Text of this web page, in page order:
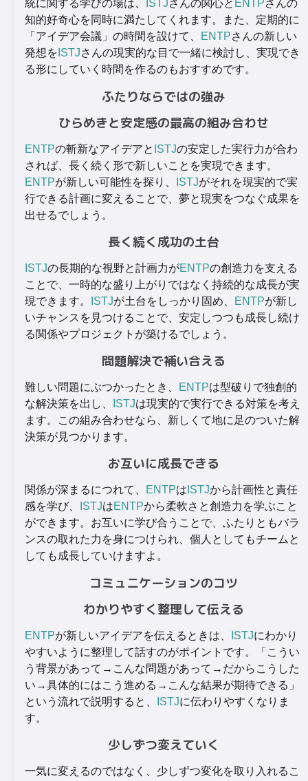
統に関する学びの場は、 ISTJさんの関心と ENTPさんの
知的好奇心を同時に満たしてくれます。また、定期的に
「アイデア会議」の時間を設けて、
ENTPさんの新しい
発想を ISTJさんの現実的な目で一緒に検討し、実現でき
る形にしていく時間を作るのもおすすめです。
ふたりならではの強み
ひらめきと安定感の最高の組み合わせ
ENTPの斬新なアイデアと ISTJの安定した実行力が合わ
されば、長く続く形で新しいことを実現できます。
ENTPが新しい可能性を探り、 ISTJがそれを現実的で実
行できる計画に変えることで、夢と現実をつなぐ成果を
出せるでしょう。
長く続く成功の土台
ISTJの長期的な視野と計画力がENTPの創造力を支える
ことで、一時的な盛り上がりではなく持続的な成長が実
現できます。
ISTJが土台をしっかり固め、 ENTPが新し
いチャンスを見つけることで、安定しつつも成長し続け
る関係やプロジェクトが築けるでしょう。
問題解決で補い合える
難しい問題にぶつかったとき、 ENTPは型破りで独創的
な解決策を出し、
ISTJは現実的で実行できる対策を考え
ます。この組み合わせなら、新しくて地に足のついた解
決策が見つかります。
お互いに成長できる
関係が深まるにつれて、 ENTPは ISTJから計画性と責任
感を学び、
ISTJはENTPから柔軟さと創造力を学ぶこと
ができます。お互いに学び合うことで、ふたりともバラ
ンスの取れた力を身につけられ、個人としてもチームと
しても成長していけますよ。
コミュニケーションのコツ
わかりやすく整理して伝える
ENTPが新しいアイデアを伝えるときは、 ISTJにわかり
やすいように整理して話すのがポイントです。「こうい
う背景があって→こんな問題があって→だからこうした
い→具体的にはこう進める→こんな結果が期待できる」
という流れで説明すると、
ISTJに伝わりやすくなりま
す。
少しずつ変えていく
一気に変えるのではなく、少しずつ変化を取り入れるこ